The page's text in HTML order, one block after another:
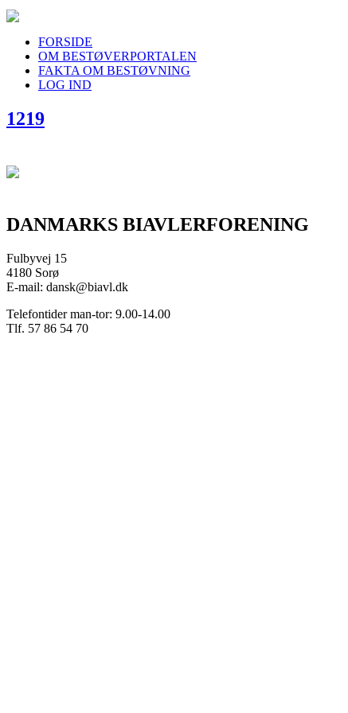
FORSIDE
OM BESTØVERPORTALEN
FAKTA OM BESTØVNING
LOG IND
1219
DANMARKS BIAVLERFORENING
Fulbyvej 15
4180 Sorø
E-mail: dansk@biavl.dk
Telefontider man-tor: 9.00-14.00
Tlf. 57 86 54 70